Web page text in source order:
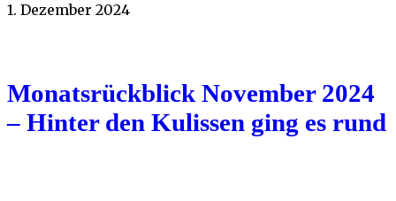
1. Dezember 2024
Monatsrückblick November 2024
– Hinter den Kulissen ging es rund